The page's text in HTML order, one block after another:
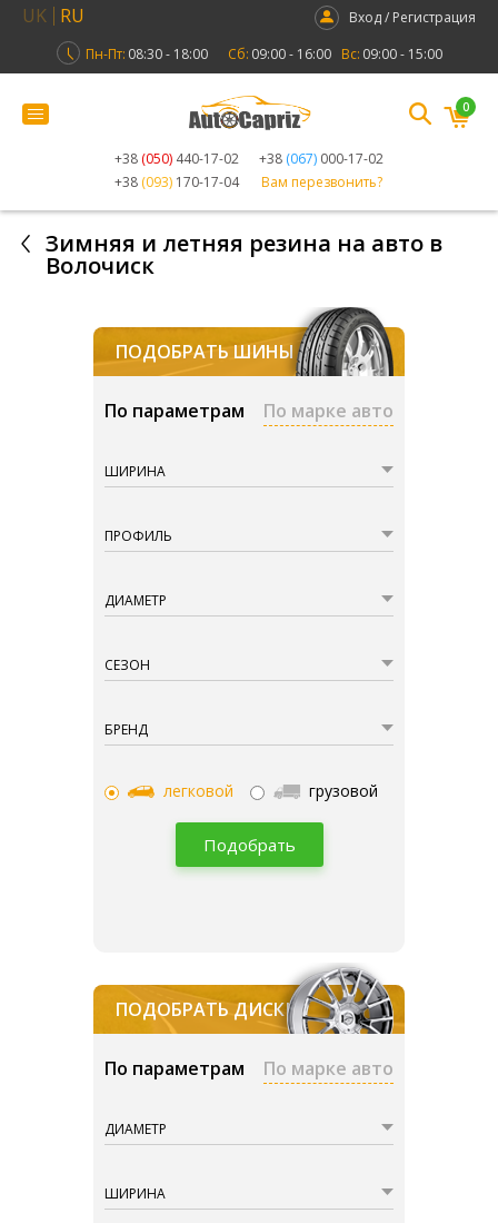
UK RU
Вход / Регистрация
Пн-Пт: 08:30 - 18:00 Сб: 09:00 - 16:00 Вс: 09:00 - 15:00
+38 (050) 440-17-02 +38 (067) 000-17-02
+38 (093) 170-17-04 Вам перезвонить?
0
Зимняя и летняя резина на авто в
Волочиск
ПОДОБРАТЬ ШИНЫ
По параметрам По марке авто
ШИРИНА
ПРОФИЛЬ
ДИАМЕТР
СЕЗОН
БРЕНД
легковой грузовой
Подобрать
ПОДОБРАТЬ ДИСКИ
По параметрам По марке авто
ДИАМЕТР
ШИРИНА